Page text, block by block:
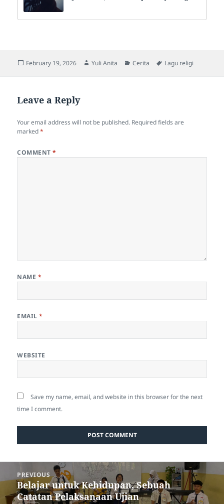
Posted
February 19, 2026 Author
Yuli Anita Categories
Cerita Tags
Lagu religi
Leave a Reply
Your email address will not be published. Required fields are
marked*
COMMENT*
NAME *
EMAIL*
WEBSITE
Save my name, email, and website in this browser for the next
time I comment.
navigation
PREVIOUS
Previous
post:
Belajar untuk Kehidupan, Sebuah
Catatan Pelaksanaan Ujian